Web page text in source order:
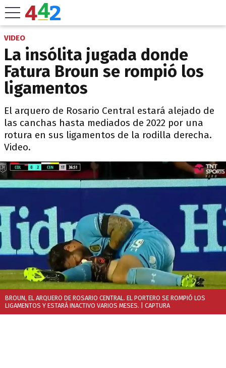
VIDEO
La insólita jugada donde
Fatura Broun se rompió los
ligamentos
El arquero de Rosario Central estará alejado de
las canchas hasta mediados de 2022 por una
rotura en sus ligamentos de la rodilla derecha.
Video.
BROUN, EL ARQUERO DE ROSARIO CENTRAL. EL PORTERO SE ROMPIÓ LOS
LIGAMENTOS Y ESTARÁ INACTIVO VARIOS MESES. | CAPTURA